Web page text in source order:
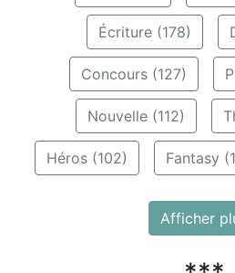
Écriture (178)
Concours (127)
Nouvelle (112)
Héros (102) Fantasy
Afficher